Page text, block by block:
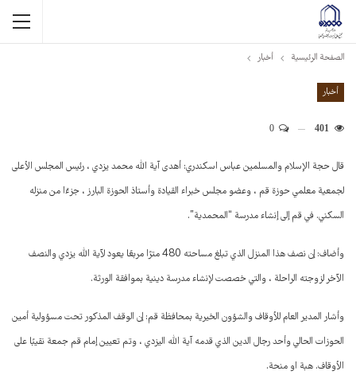
الصفحة الرئيسية أخبار
أخبار
401
قال حجة الإسلام والمسلمين عباس اسكندري: أهدى آية الله محمد يزدي ، رئيس المجلس الأعلى
لجمعية معلمي حوزة قم ، وعضو مجلس خبراء القيادة وأستاذ الحوزة البارز ، جزءًا من منزله
السكني. في قم إلى إنشاء مدرسة “المحمدية”.
وأضاف: إن نصف هذا المنزل الذي تبلغ مساحته 480 مترًا مربعًا يعود لآية الله يزدي والنصف
الآخر لزوجته الراحلة ، والتي خصصت لإنشاء مدرسة دينية بموافقة الورثة.
وأشار المدير العام للأوقاف والشؤون الخيرية بمحافظة قم: إن الوقف المذكور تحت مسؤولية أمين
الحوزات الحالي وأحد رجال الدين الذي قدمه آية الله اليزدي ، وتم تعيين إمام قم جمعة نقيبًا على
الأوقاف. هبة او منحة.